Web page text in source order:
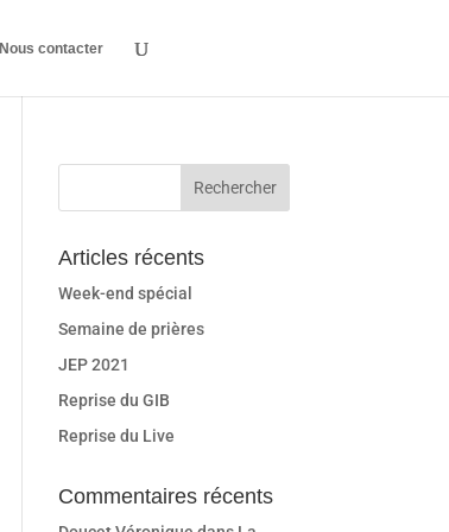
Nous contacter
Articles récents
Week-end spécial
Semaine de prières
JEP 2021
Reprise du GIB
Reprise du Live
Commentaires récents